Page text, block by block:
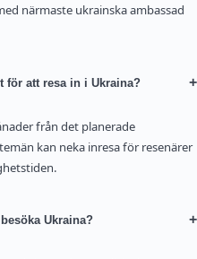
närmaste ukrainska ambassad
för att resa in i Ukraina? +
från det planerade
kan neka inresa för resenärer
Ukraina? +